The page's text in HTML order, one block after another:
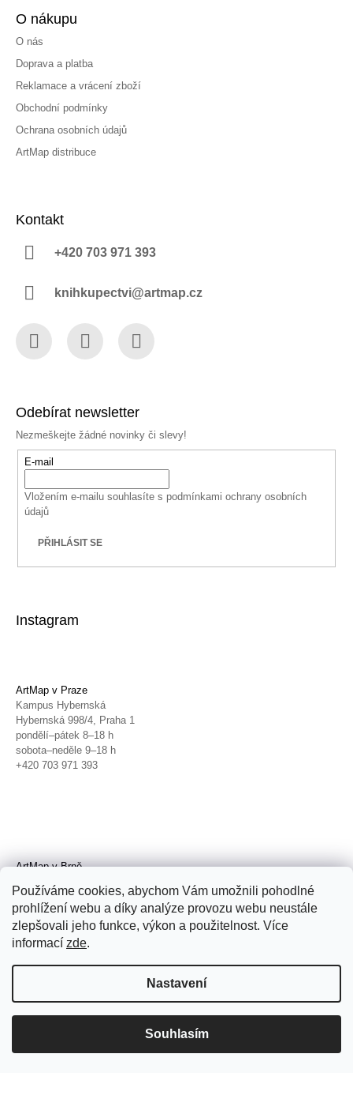
Používáme cookies, abychom Vám umožnili pohodlné
prohlížení webu a díky analýze provozu webu neustále
zlepšovali jeho funkce, výkon a použitelnost. Více
informací zde.
Nastavení
Souhlasím
O nákupu
O nás
Doprava a platba
Reklamace a vrácení zboží
Obchodní podmínky
Ochrana osobních údajů
ArtMap distribuce
Kontakt
+420 703 971 393
knihkupectvi@artmap.cz
Odebírat newsletter
Nezmeškejte žádné novinky či slevy!
E-mail
Vložením e-mailu souhlasíte s podmínkami ochrany osobních
údajů
PŘIHLÁSIT SE
Instagram
ArtMap v Praze
Kampus Hybernská
Hybernská 998/4, Praha 1
pondělí–pátek 8–18 h
sobota–neděle 9–18 h
+420 703 971 393
ArtMap v Brně
Radnická 4, Brno
úterý–pátek 11–19 h
sobota 14–19 h
+420 702 152 298